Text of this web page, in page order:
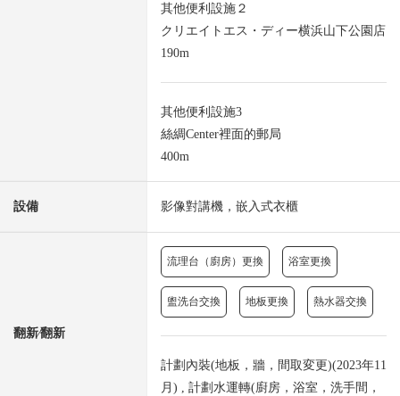
其他便利設施２
クリエイトエス・ディー横浜山下公園店
190m
其他便利設施3
絲綢Center裡面的郵局
400m
設備 影像對講機，嵌入式衣櫃
翻新⁄翻新
流理台（廚房）更換 浴室更換
盥洗台交換 地板更換 熱水器交換
計劃內裝(地板，牆，間取変更)(2023年11
月) , 計劃水運轉(廚房，浴室，洗手間，